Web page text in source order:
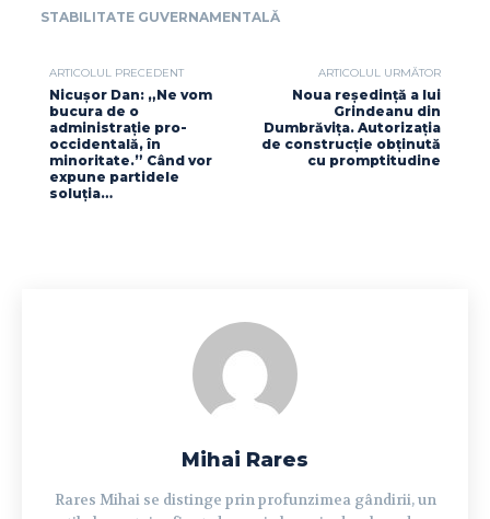
STABILITATE GUVERNAMENTALĂ
ARTICOLUL PRECEDENT
Nicușor Dan: „Ne vom
bucura de o
administrație pro-
occidentală, în
minoritate.” Când vor
expune partidele
soluția…
ARTICOLUL URMĂTOR
Noua reședință a lui
Grindeanu din
Dumbrăvița. Autorizația
de construcție obținută
cu promptitudine
Mihai Rares
Rares Mihai se distinge prin profunzimea gândirii, un